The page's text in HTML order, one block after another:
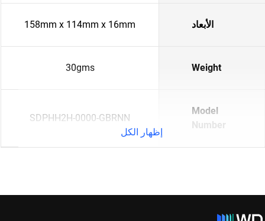
الأبعاد 158mm x 114mm x 16mm
Weight
30gms
Model
Number
SDPHH2H-0000-GBRNN
إظهار الكل